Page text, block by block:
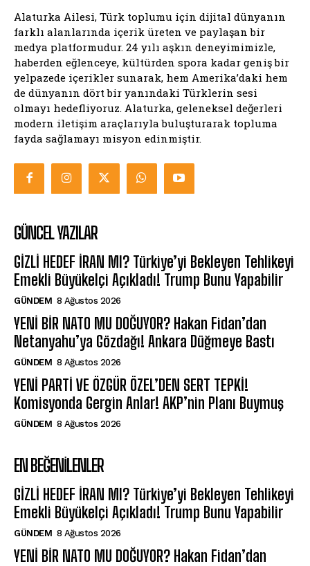
Alaturka Ailesi, Türk toplumu için dijital dünyanın
farklı alanlarında içerik üreten ve paylaşan bir
medya platformudur. 24 yılı aşkın deneyimimizle,
haberden eğlenceye, kültürden spora kadar geniş bir
yelpazede içerikler sunarak, hem Amerika’daki hem
de dünyanın dört bir yanındaki Türklerin sesi
olmayı hedefliyoruz. Alaturka, geleneksel değerleri
modern iletişim araçlarıyla buluşturarak topluma
fayda sağlamayı misyon edinmiştir.
GÜNCEL YAZILAR
GİZLİ HEDEF İRAN MI? Türkiye’yi Bekleyen Tehlikeyi
Emekli Büyükelçi Açıkladı! Trump Bunu Yapabilir
GÜNDEM 8 Ağustos 2026
YENİ BİR NATO MU DOĞUYOR? Hakan Fidan’dan
Netanyahu’ya Gözdağı! Ankara Düğmeye Bastı
GÜNDEM 8 Ağustos 2026
YENİ PARTİ VE ÖZGÜR ÖZEL’DEN SERT TEPKİ!
Komisyonda Gergin Anlar! AKP’nin Planı Buymuş
GÜNDEM 8 Ağustos 2026
EN BEĞENILENLER
GİZLİ HEDEF İRAN MI? Türkiye’yi Bekleyen Tehlikeyi
Emekli Büyükelçi Açıkladı! Trump Bunu Yapabilir
GÜNDEM 8 Ağustos 2026
YENİ BİR NATO MU DOĞUYOR? Hakan Fidan’dan